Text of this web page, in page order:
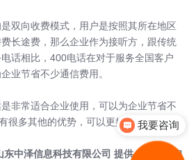
双向收费模式，用户是按照其所在地区
长途费，那么企业作为接听方，跟传统
话相比，400电话在对于服务全国客户
业节省不少通信费用。
非常适合企业使用，可以为企业节省不
很多其他的优势，可以更好地助力企业
东中泽信息科技有限公司 提供， 点击咨询
我要咨询